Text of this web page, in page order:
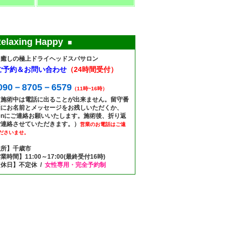
Happy ■
しの極上ドライヘッドスパサロン
予約＆お問い合わせ （24時間受付）
－8705－6579 （11時~16時）
術中は電話に出ることが出来ません。留守番
お名前とメッセージをお残しいただくか、
にご連絡お願いいたします。施術後、折り返
絡させていただきます。）
営業のお電話はご遠
さいませ。
】千歳市
時間】11:00～17:00(最終受付16時)
日】不定休 / 女性専用・完全予約制